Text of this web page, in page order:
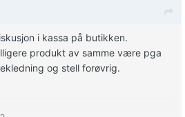
i kassa på butikken.
produkt av samme være pga
og stell forøvrig.